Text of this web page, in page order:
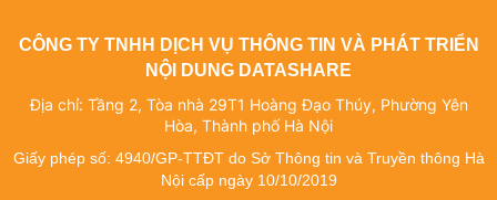
CÔNG TY TNHH DỊCH VỤ THÔNG TIN VÀ PHÁT TRIỂN
NỘI DUNG DATASHARE
Địa chỉ: Tầng 2, Tòa nhà 29T1 Hoàng Đạo Thúy, Phường Yên
Hòa, Thành phố Hà Nội
Giấy phép số: 4940/GP-TTĐT do Sở Thông tin và Truyền thông Hà
Nội cấp ngày 10/10/2019